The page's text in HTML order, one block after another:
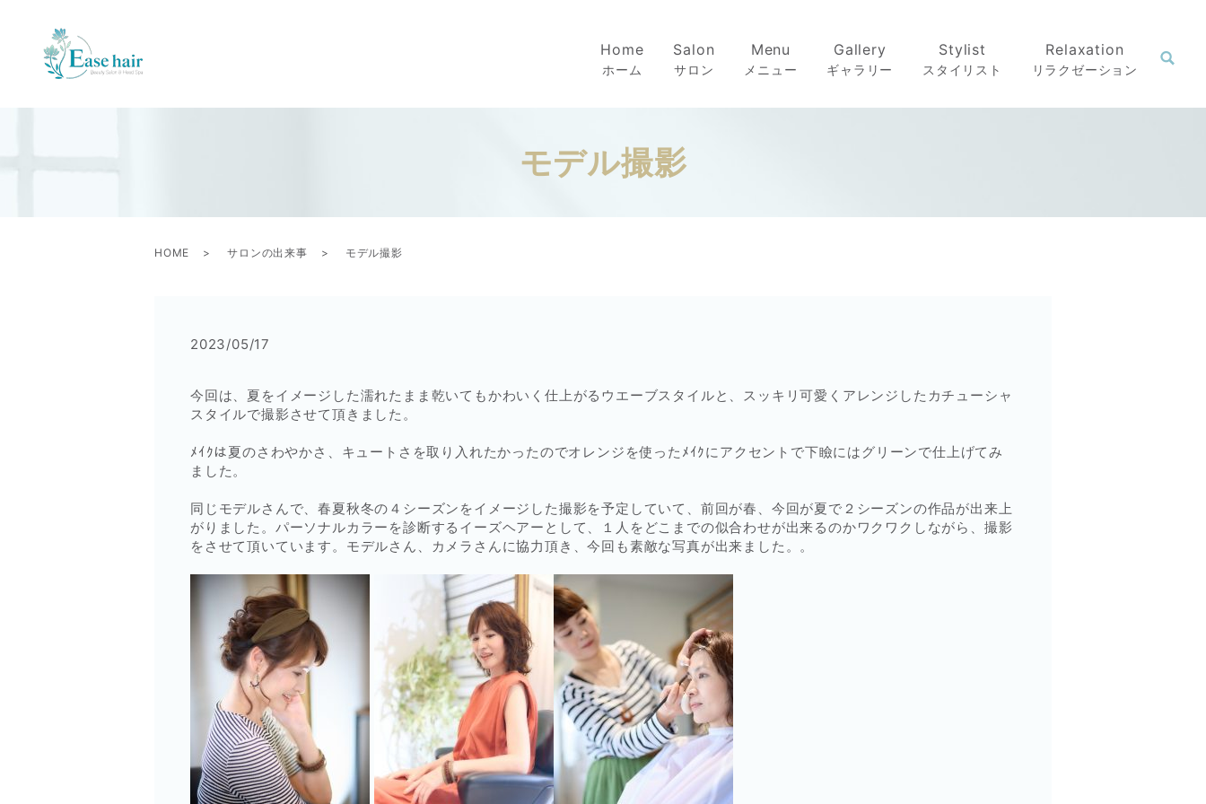
Home
ホーム
Salon
サロン
Menu
メニュー
Gallery
ギャラリー
Stylist
スタイリスト
Relaxation
リラクゼーション
モデル撮影
HOME サロンの出来事 モデル撮影
2023/05/17
今回は、夏をイメージした濡れたまま乾いてもかわいく仕上がるウエーブスタイルと、スッキリ可愛くアレンジしたカチューシャ
スタイルで撮影させて頂きました。
ﾒｲｸは夏のさわやかさ、キュートさを取り入れたかったのでオレンジを使ったﾒｲｸにアクセントで下瞼にはグリーンで仕上げてみ
ました。
同じモデルさんで、春夏秋冬の４シーズンをイメージした撮影を予定していて、前回が春、今回が夏で２シーズンの作品が出来上
がりました。パーソナルカラーを診断するイーズヘアーとして、１人をどこまでの似合わせが出来るのかワクワクしながら、撮影
をさせて頂いています。モデルさん、カメラさんに協力頂き、今回も素敵な写真が出来ました。。